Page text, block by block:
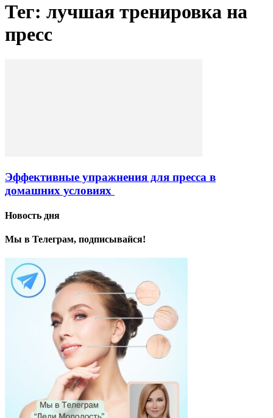
Тег: лучшая тренировка на
пресс
Эффективные упражнения для пресса в
домашних условиях
Новость дня
Мы в Телеграм, подписывайся!